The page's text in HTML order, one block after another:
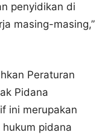
penyidikan di
masing-masing,”
Peraturan
Pidana
ini merupakan
pidana